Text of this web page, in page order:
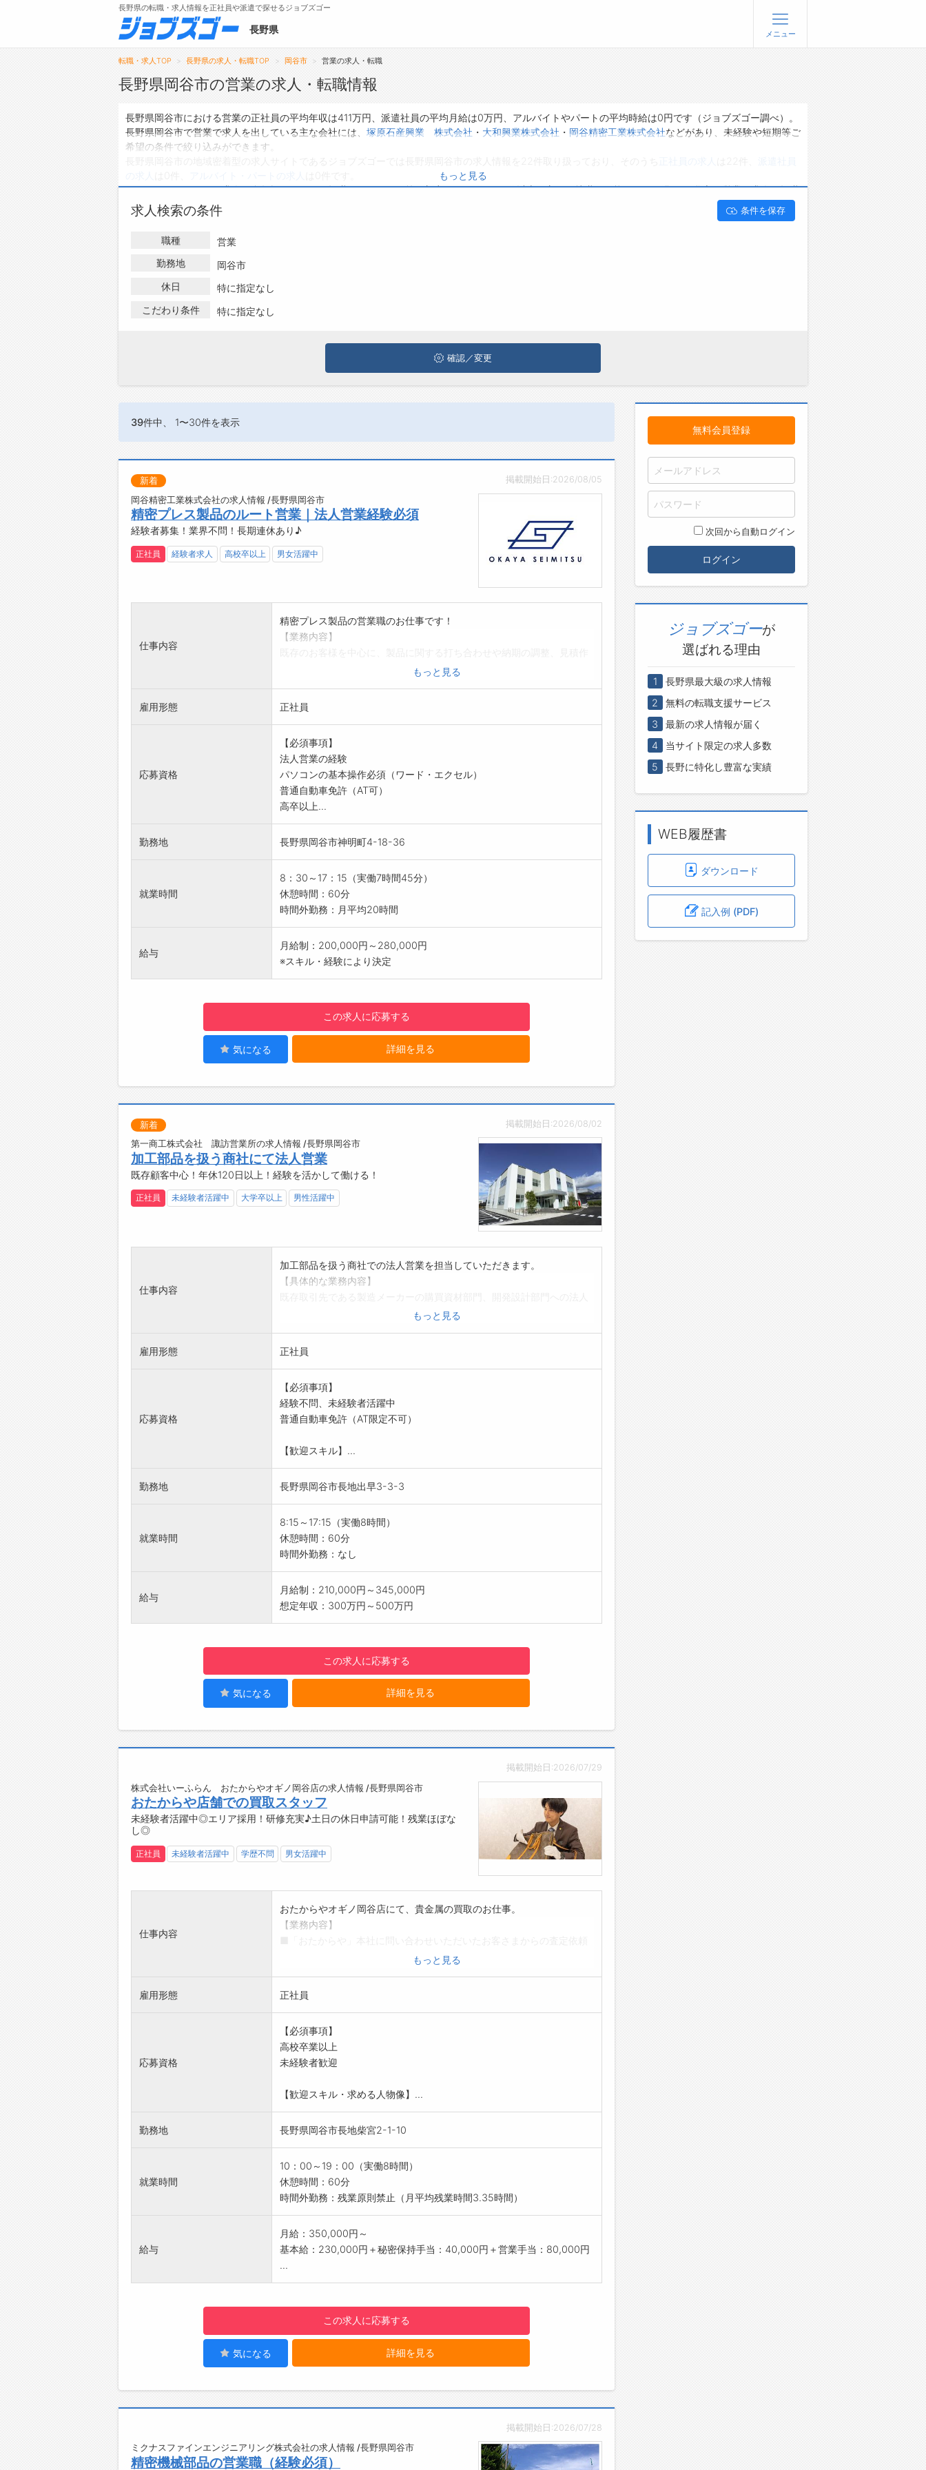
メニュー
トップ
長野県の求人検索で選ばれる理由
転職支援サービスについて ジョブズゴーについて
長野県の転職・求人情報を正社員や派遣で探せるジョブズゴー
長野県 メニュー
転職・求人TOP 長野県の求人・転職TOP 岡谷市 営業の求人・転職
長野県岡谷市の営業の求人・転職情報
長野県岡谷市における営業の正社員の平均年収は411万円、派遣社員の平均月給は0万円、アルバイトやパートの平均時給は0円です（ジョブズゴー調べ）。
長野県岡谷市で営業で求人を出している主な会社には、 塚原石産興業 株式会社 ・ 大和興業株式会社 ・ 岡谷精密工業株式会社などがあり、未経験や短期等ご
希望の条件で絞り込みができます。
ハローワークにはない求人も多数扱っており、転職だけでなく、第二新卒から50代・60代以上の方の再就職も可能です。 長野県岡谷市で営業の求人・転職
情報を探している方は、ぜひ興味のある職種に応募してみてくださいね。
もっと見る
求人検索の条件 条件を保存
職種
営業
勤務地
岡谷市
休日
特に指定なし
こだわり条件
特に指定なし
確認／変更
39件中、 1〜30件を表示
掲載開始日:2026/08/05
新着
岡谷精密工業株式会社の求人情報 /長野県岡谷市
精密プレス製品のルート営業｜法人営業経験必須
経験者募集！業界不問！長期連休あり♪
正社員 経験者求人 高校卒以上 男女活躍中
仕事内容
精密プレス製品の営業職のお仕事です！
【業務内容】
を大切にするお仕事です。
・納期の調整
・見積書の作成 など
【備考】
経験をお持ちの方は、即戦力として活躍していただけます
社有車を使用しての営業となります
◎ノルマはありませんので、無理なく働ける環境です
◎展示会への参加やお客様訪問のため、県外出張あり（関東圏・東海エ
リア）
【こんな方におすすめ◎】
法人営業の経験をお持ちの方（業界不問）
製造業での営業経験をお持ちの方は、尚歓迎
入社後にしっかり学んでいただける環境が整っていますので、ご安心く
ださい。
また必要に応じて技術者が顧客先へ同行するため、専門的な内容もサポ
【制服あり】
ジャンパー
ポロシャツ（下はスラックスなど）
ノートパソコン
・食堂スペース
・レンジ、冷蔵庫、給湯器
・自動販売機
・仕出し弁当注文可能（430円）
【会社より】
営業の仕事経験のある方は、培ったスキルと積まれたキャリアを弊社で
【会社の特徴】
当社は設立以来、小物精密プレス部品の金型設定・製作・加工を一貫し
変化する中、お客様に満足と安心と価値を製品に作りこんでお届けして
います。
これからも変化に対応し、また新しい事へチャレンジし続け、オンリー
ワン企業を目指して行きます。岡谷精密工業にしかできないモノづくり
に一緒に挑戦して行きましょう。
【経営理念・方針】
■経営理念
2. 人材開発、自己研鑽を通じて「豊かな人間性」と「企業力」を培い、
代に製造業を伝承する
1. 超精密部品加工に挑戦し日本の物作りを続け若い世代に引き継ぐ
2. 工程内管理とデータの完全添付（ユーザーのISO管理への全面協力
3. 各グループ相互協力により、岡谷精密工業株式会社の信頼を高める
もっと見る
雇用形態 正社員
応募資格
【必須事項】
法人営業の経験
パソコンの基本操作必須（ワード・エクセル）
普通自動車免許（AT可）
高卒以上...
勤務地 長野県岡谷市神明町4-18-36
就業時間
8：30～17：15（実働7時間45分）
休憩時間：60分
時間外勤務：月平均20時間
給与
月給制：200,000円～280,000円
※スキル・経験により決定
この求人に応募する
気になる 詳細を見る
掲載開始日:2026/08/02
新着
第一商工株式会社 諏訪営業所の求人情報 /長野県岡谷市
加工部品を扱う商社にて法人営業
既存顧客中心！年休120日以上！経験を活かして働ける！
正社員 未経験者活躍中 大学卒以上 男性活躍中
仕事内容
加工部品を扱う商社での法人営業を担当していただきます。
【具体的な業務内容】
営業（ルートセールス）になります。
顧客を訪問し「この部品が欲しい」「この部品を改良したい」といった
ニーズを拾い上げ、素材や加工技術を提案し、最適な部品を提供するこ
具体的には、顧客訪問（商談、情報収集）、加工先との検討、見積作
成、受発注処理、電話やメールでの取引先とのやり取りが主な業務で
す。
年間休日123日のため、ワークライフバランスも取れた生活を送ること
が可能です。
経験を活かして働けます。
有給消化率も高めです。
【1日の業務の流れ】
・8:00 出社。社員全員で掃除
・8:35 ミーティング
・12:00 昼食
・14:00 商談（商品PR、情報収集、打ち合わせ）
・18:00 帰宅
【研修制度・ステップアップ】
・OJT
・自社工場での研修
【働き方に関して】
入社後の教育ではOJTや定期的な勉強会のほか、自社工場での研修も実
施し、材料や加工方法、図面の見方、検査方法を学ぶため、営業や製造
もっと見る
雇用形態 正社員
応募資格
【必須事項】
経験不問、未経験者活躍中
普通自動車免許（AT限定不可）
【歓迎スキル】...
勤務地 長野県岡谷市長地出早3-3-3
就業時間
8:15～17:15（実働8時間）
休憩時間：60分
時間外勤務：なし
給与
月給制：210,000円～345,000円
想定年収：300万円～500万円
この求人に応募する
気になる 詳細を見る
掲載開始日:2026/07/29
株式会社いーふらん おたからやオギノ岡谷店の求人情報 /長野県岡谷市
おたからや店舗での買取スタッフ
未経験者活躍中◎エリア採用！研修充実♪土日の休日申請可能！残業ほぼな
し◎
正社員 未経験者活躍中 学歴不問 男女活躍中
仕事内容
おたからやオギノ岡谷店にて、貴金属の買取のお仕事。
【業務内容】
・対応顧客数：1日平均5～6名
・スタートはお客様へのご挨拶・接客対応から
世間話をしながらお客様との距離を縮めていき提案しやすい雰囲気の
もと、お品物を見せていただきます。
お客様からお預かりしたお品物の査定。
ブランドの種類をはじめ状態などを丁寧に確認
同時にスマホで撮影し、専門部署へ送信します
◆査定結果
査定結果が出たらお客様に価格をお伝え
納得いただけるとその場で買取商談成立◎
【活かせるスキル◎】
お客様の心を掴み、上手く成約に繋げられるかがポイントです
【エリア採用】
・就業日により、各店舗での就業を予定しています
【研修について】
・入社後、1週間程度はみなとみらいの本社にて研修
・その後、本社近隣の店舗にて実務研修（1週間程度）
※研修期間中の交通費や宿泊費等は会社にて負担
・週休2日シフト制（月8～10日程度）
・土日の休日申請も可能！
もっと見る
雇用形態 正社員
応募資格
【必須事項】
高校卒業以上
未経験者歓迎
【歓迎スキル・求める人物像】...
勤務地 長野県岡谷市長地柴宮2-1-10
就業時間
10：00～19：00（実働8時間）
休憩時間：60分
時間外勤務：残業原則禁止（月平均残業時間3.35時間）
給与
月給：350,000円～
基本給：230,000円＋秘密保持手当：40,000円＋営業手当：80,000円
...
この求人に応募する
気になる 詳細を見る
掲載開始日:2026/07/28
ミクナスファインエンジニアリング株式会社の求人情報 /長野県岡谷市
精密機械部品の営業職（経験必須）
無料会員登録
次回から自動ログイン
ログイン
ジョブズゴーが
選ばれる理由
1
長野県最大級の求人情報
2
無料の転職支援サービス
3
最新の求人情報が届く
4
当サイト限定の求人多数
5
長野に特化し豊富な実績
WEB履歴書
ダウンロード
記入例 (PDF)